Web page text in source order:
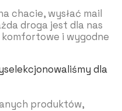
chacie, wysłać mail
droga jest dla nas
i wygodne
dla
produktów,